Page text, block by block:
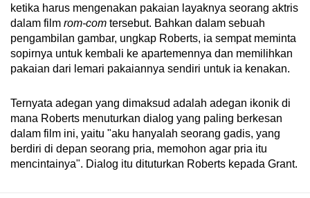
Mini Crossword
Small grid, big challenge
Word Search
Show Less
ketika harus mengenakan pakaian layaknya seorang aktris
dalam film rom-com tersebut. Bahkan dalam sebuah
pengambilan gambar, ungkap Roberts, ia sempat meminta
sopirnya untuk kembali ke apartemennya dan memilihkan
pakaian dari lemari pakaiannya sendiri untuk ia kenakan.
Ternyata adegan yang dimaksud adalah adegan ikonik di
mana Roberts menuturkan dialog yang paling berkesan
dalam film ini, yaitu "aku hanyalah seorang gadis, yang
berdiri di depan seorang pria, memohon agar pria itu
mencintainya". Dialog itu dituturkan Roberts kepada Grant.